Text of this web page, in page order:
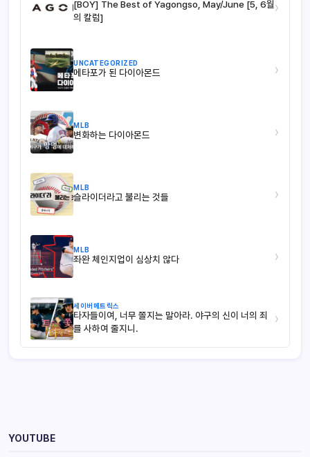
[BOY] The Best of Yagongso, May/June [5, 6월
의 칼럼]
›
UNCATEGORIZED
메타포가 된 다이아몬드 ›
MLB
변화하는 다이아몬드 ›
MLB
슬라이더라고 불리는 것들 ›
MLB
좌완 체인지업이 심상치 않다 ›
세이버메트릭스
타자들이여, 너무 쫄지는 말아라. 야구의 신이 너의 죄
를 사하여 줄지니.
›
YOUTUBE